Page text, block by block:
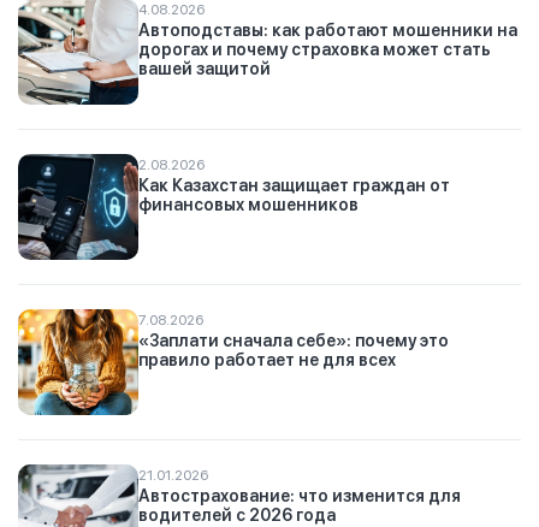
4.08.2026
Автоподставы: как работают мошенники на
дорогах и почему страховка может стать
вашей защитой
2.08.2026
Как Казахстан защищает граждан от
финансовых мошенников
7.08.2026
«Заплати сначала себе»: почему это
правило работает не для всех
21.01.2026
Автострахование: что изменится для
водителей с 2026 года